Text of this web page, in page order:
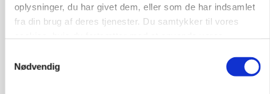
oplysninger, du har givet dem, eller som de har indsamlet
fra din brug af deres tjenester. Du samtykker til vores
Nødvendig
Annonce
Fredning binder landmands jord – kommunen
mangler stadig plejeplan